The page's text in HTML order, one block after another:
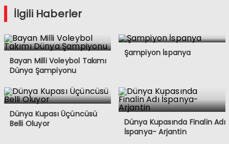
İlgili Haberler
Bayan Milli Voleybol Takımı
Dünya Şampiyonu
Şampiyon İspanya
Dünya Kupası Üçüncüsü
Belli Oluyor
Dünya Kupasında Finalin Adı
İspanya- Arjantin